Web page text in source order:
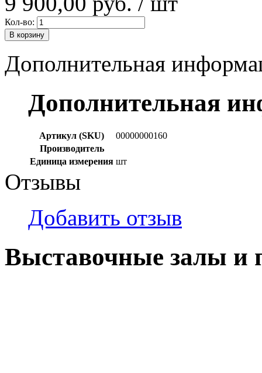
Кол-во:
В корзину
Дополнительная
Дополнительная
Артикул (SKU)
00000000160
Производитель
Единица измерения шт
Отзывы
Добавить отзыв
Выставочные залы и